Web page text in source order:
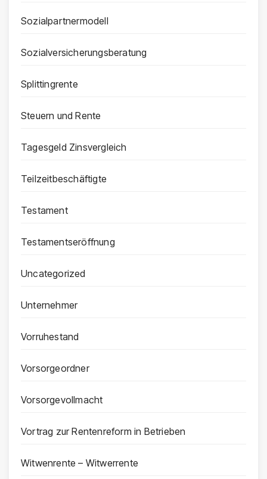
Sozialpartnermodell
Sozialversicherungsberatung
Splittingrente
Steuern und Rente
Tagesgeld Zinsvergleich
Teilzeitbeschäftigte
Testament
Testamentseröffnung
Uncategorized
Unternehmer
Vorruhestand
Vorsorgeordner
Vorsorgevollmacht
Vortrag zur Rentenreform in Betrieben
Witwenrente – Witwerrente